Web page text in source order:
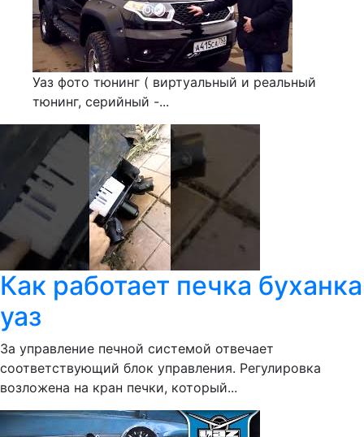
Уаз фото тюнинг ( виртуальный и реальный
тюнинг, серийный -...
Как работает печка буханка
уаз
За управление печной системой отвечает
соответствующий блок управления. Регулировка
возложена на кран печки, который...